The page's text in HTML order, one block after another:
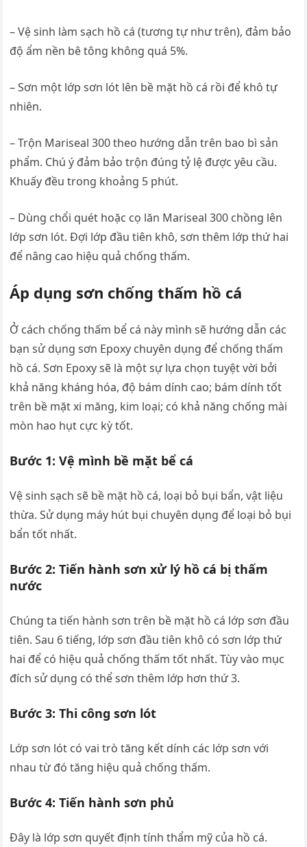
– Vệ sinh làm sạch hồ cá (tương tự như trên), đảm bảo
độ ẩm nền bê tông không quá 5%.
– Sơn một lớp sơn lót lên bề mặt hồ cá rồi để khô tự
nhiên.
– Trộn Mariseal 300 theo hướng dẫn trên bao bì sản
phẩm. Chú ý đảm bảo trộn đúng tỷ lệ được yêu cầu.
Khuấy đều trong khoảng 5 phút.
– Dùng chổi quét hoặc cọ lăn Mariseal 300 chồng lên
lớp sơn lót. Đợi lớp đầu tiên khô, sơn thêm lớp thứ hai
để nâng cao hiệu quả chống thấm.
Áp dụng sơn chống thấm hồ cá
Ở cách chống thấm bể cá này mình sẽ hướng dẫn các
bạn sử dụng sơn Epoxy chuyên dụng để chống thấm
hồ cá. Sơn Epoxy sẽ là một sự lựa chọn tuyệt vời bởi
khả năng kháng hóa, độ bám dính cao; bám dính tốt
trên bề mặt xi măng, kim loại; có khả năng chống mài
mòn hao hụt cực kỳ tốt.
Bước 1: Vệ mình bề mặt bể cá
Vệ sinh sạch sẽ bề mặt hồ cá, loại bỏ bụi bẩn, vật liệu
thừa. Sử dụng máy hút bụi chuyên dụng để loại bỏ bụi
bẩn tốt nhất.
Bước 2: Tiến hành sơn xử lý hồ cá bị thấm
nước
Chúng ta tiến hành sơn trên bề mặt hồ cá lớp sơn đầu
tiên. Sau 6 tiếng, lớp sơn đầu tiên khô có sơn lớp thứ
hai để có hiệu quả chống thấm tốt nhất. Tùy vào mục
đích sử dụng có thể sơn thêm lớp hơn thứ 3.
Bước 3: Thi công sơn lót
Lớp sơn lót có vai trò tăng kết dính các lớp sơn với
nhau từ đó tăng hiệu quả chống thấm.
Bước 4: Tiến hành sơn phủ
Đây là lớp sơn quyết định tính thẩm mỹ của hồ cá.